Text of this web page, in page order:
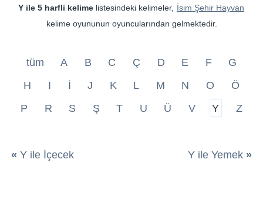
Y ile 5 harfli kelime listesindeki kelimeler, İsim Şehir Hayvan
kelime oyununun oyuncularından gelmektedir.
tüm A B C Ç D E F
G
H
I İ J K L M N O
Ö
P
R S Ş T U Ü V Y Z
« Y ile İçecek Y ile Yemek »